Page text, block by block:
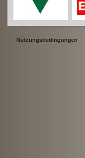
Nutzungsbedingungen